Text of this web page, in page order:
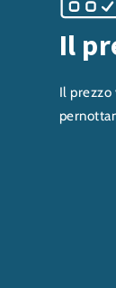
Il
Il prezzo